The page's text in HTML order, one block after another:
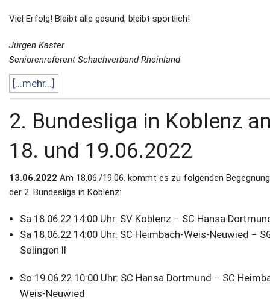
Viel Erfolg! Bleibt alle gesund, bleibt sportlich!
Jürgen Kaster
Seniorenreferent Schachverband Rheinland
[...mehr...]
2. Bundesliga in Koblenz
18. und 19.06.2022
13.06.2022 Am 18.06./19.06. kommt es zu folgenden
der 2. Bundesliga in Koblenz:
Sa 18.06.22 14:00 Uhr: SV Koblenz − SC Hansa
Sa 18.06.22 14:00 Uhr: SC Heimbach-Weis-Neuwied −
Solingen II
So 19.06.22 10:00 Uhr: SC Hansa Dortmund − SC
Weis-Neuwied